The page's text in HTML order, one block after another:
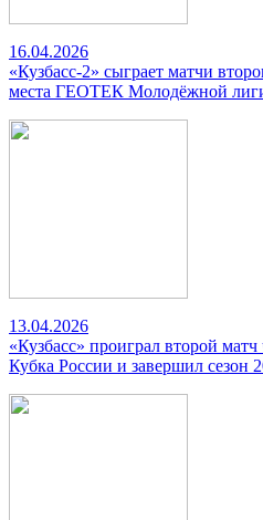
16.04.2026
«Кузбасс-2» сыграет матчи
места ГЕОТЕК Молодёжной
13.04.2026
«Кузбасс» проиграл второй
Кубка России и завершил сезон